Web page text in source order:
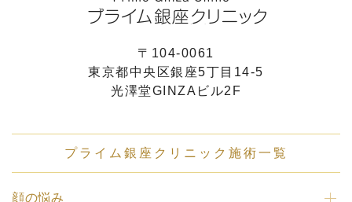
〒104-0061
東京都中央区銀座5丁目14-5
光澤堂GINZAビル2F
プライム銀座クリニック施術一覧
顔の悩み